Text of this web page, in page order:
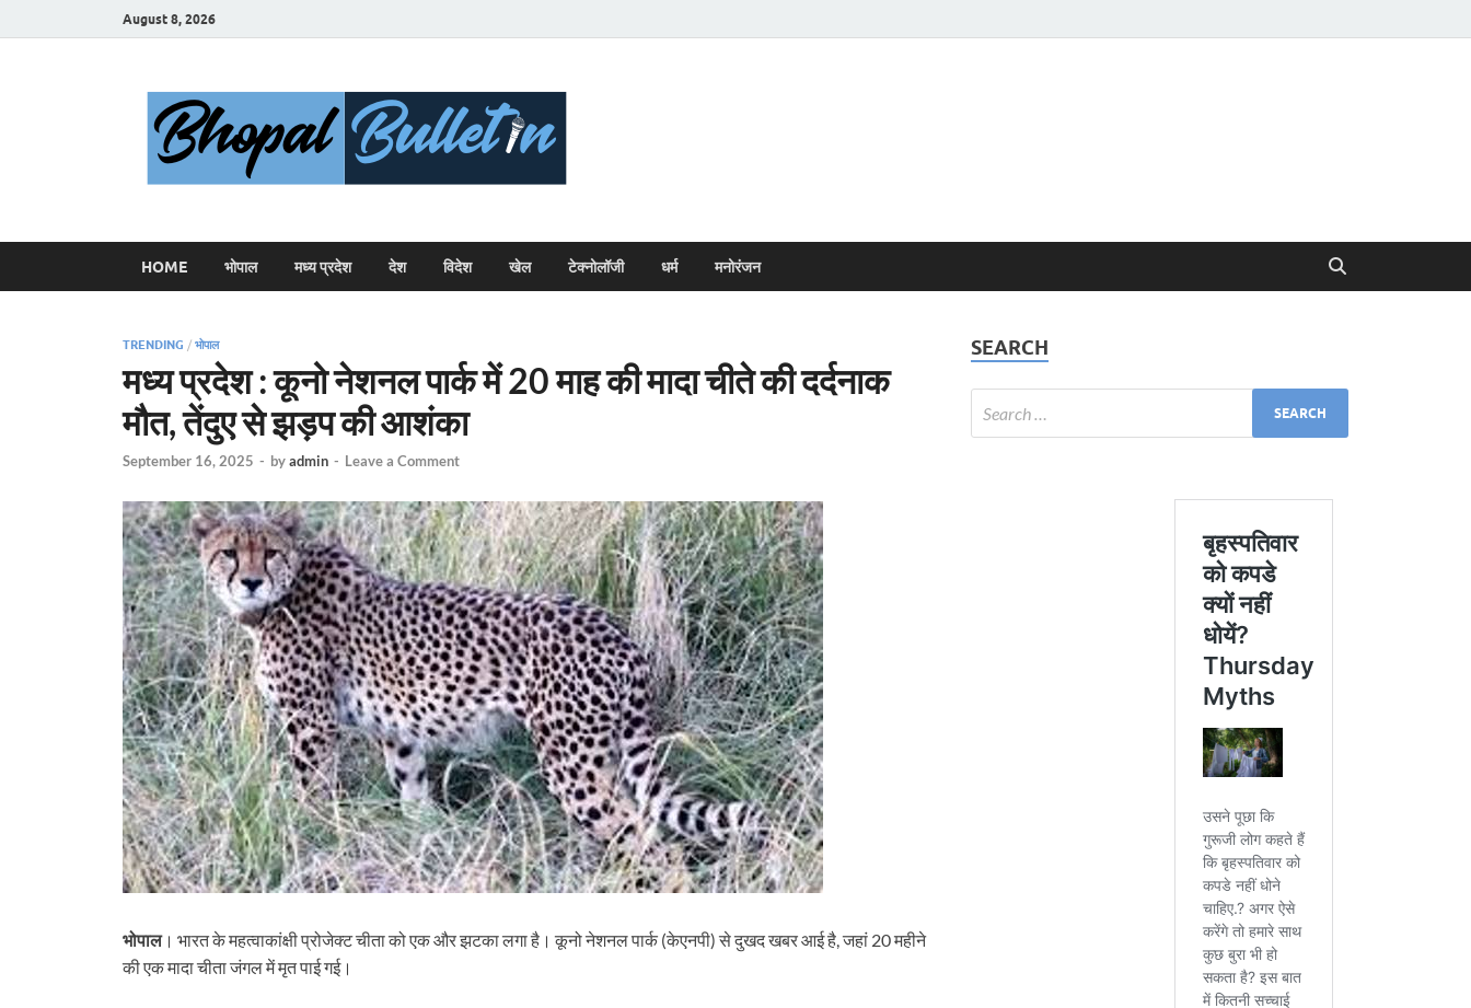
August 8, 2026
HOME भोपाल मध्य प्रदेश देश विदेश खेल टेक्नोलॉजी धर्म मनोरंजन
TRENDING / भोपाल
मध्य प्रदेश : कूनो नेशनल पार्क में 20 माह की मादा चीते की दर्दनाक
मौत, तेंदुए से झड़प की आशंका
September 16, 2025 - byadmin - Leave a Comment
भोपाल। भारत के महत्वाकांक्षी प्रोजेक्ट चीता को एक और झटका लगा है। कूनो नेशनल पार्क (केएनपी) से दुखद खबर आई है, जहां 20 महीने
की एक मादा चीता जंगल में मृत पाई गई।
SEARCH